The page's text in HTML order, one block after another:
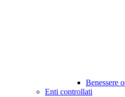
Benessere
Enti controllati